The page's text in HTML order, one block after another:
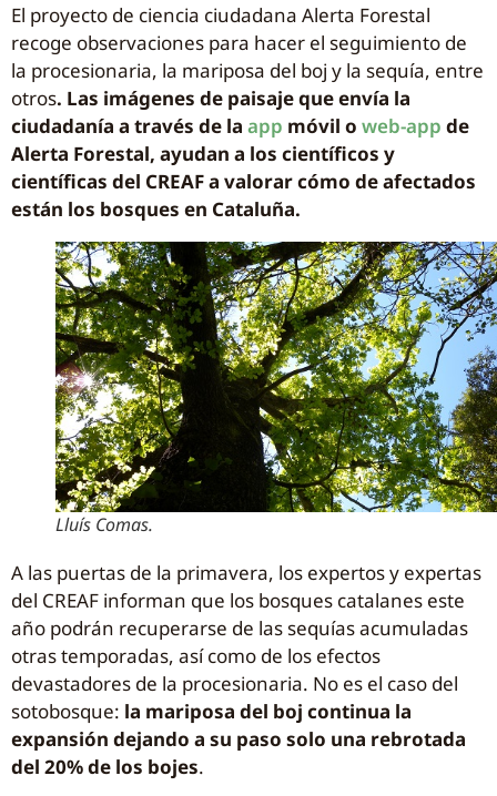
El proyecto de ciencia ciudadana Alerta Forestal
recoge observaciones para hacer el seguimiento de
la procesionaria, la mariposa del boj y la sequía, entre
otros. Las imágenes de paisaje que envía la
ciudadanía a través de la app móvil o web-app de
Alerta Forestal, ayudan a los científicos y
científicas del CREAF a valorar cómo de afectados
están los bosques en Cataluña.
Lluís Comas.
A las puertas de la primavera, los expertos y expertas
del CREAF informan que los bosques catalanes este
año podrán recuperarse de las sequías acumuladas
otras temporadas, así como de los efectos
devastadores de la procesionaria. No es el caso del
sotobosque: la mariposa del boj continua la
expansión dejando a su paso solo una rebrotada
del 20% de los bojes.